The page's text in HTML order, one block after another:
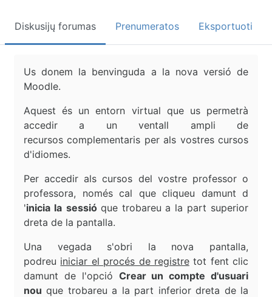
Diskusijų forumas Prenumeratos Eksportuoti
Us donem la benvinguda a la nova versió de
Moodle.
Aquest és un entorn virtual que us permetrà
accedir a un ventall ampli de
recursos complementaris per als vostres cursos
d'idiomes.
Per accedir als cursos del vostre professor o
professora, només cal que cliqueu damunt d
'inicia la sessió que trobareu a la part superior
dreta de la pantalla.
Una vegada s'obri la nova pantalla,
podreu iniciar el procés de registretot fent clic
damunt de l'opció Crear un compte d'usuari
nou que trobareu a la part inferior dreta de la